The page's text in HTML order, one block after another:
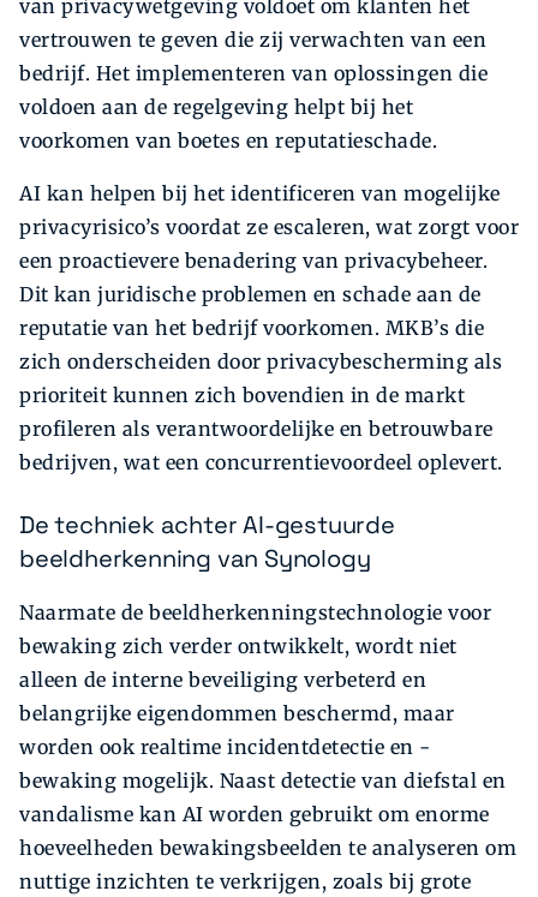
van privacywetgeving voldoet om klanten het
vertrouwen te geven die zij verwachten van een
bedrijf. Het implementeren van oplossingen die
voldoen aan de regelgeving helpt bij het
voorkomen van boetes en reputatieschade.
AI kan helpen bij het identificeren van mogelijke
privacyrisico’s voordat ze escaleren, wat zorgt voor
een proactievere benadering van privacybeheer.
Dit kan juridische problemen en schade aan de
reputatie van het bedrijf voorkomen. MKB’s die
zich onderscheiden door privacybescherming als
prioriteit kunnen zich bovendien in de markt
profileren als verantwoordelijke en betrouwbare
bedrijven, wat een concurrentievoordeel oplevert.
De techniek achter AI-gestuurde
beeldherkenning van Synology
Naarmate de beeldherkenningstechnologie voor
bewaking zich verder ontwikkelt, wordt niet
alleen de interne beveiliging verbeterd en
belangrijke eigendommen beschermd, maar
worden ook realtime incidentdetectie en -
bewaking mogelijk. Naast detectie van diefstal en
vandalisme kan AI worden gebruikt om enorme
hoeveelheden bewakingsbeelden te analyseren om
nuttige inzichten te verkrijgen, zoals bij grote